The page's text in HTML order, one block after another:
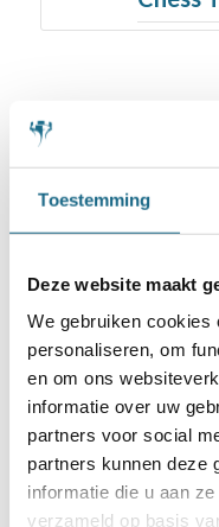
Toestemming
Deze website maakt
We gebruiken cookies
personaliseren, om
en om ons
informatie over uw
partners voor social
partners kunnen deze
informatie die u aan
verzameld op basis
Schaken.nl